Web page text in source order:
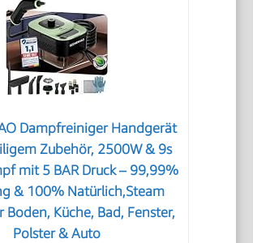
Dampfreiniger Handgerät
Zubehör, 2500W & 9s
mit 5 BAR Druck – 99,99%
& 100% Natürlich,Steam
Boden, Küche, Bad, Fenster,
Polster & Auto